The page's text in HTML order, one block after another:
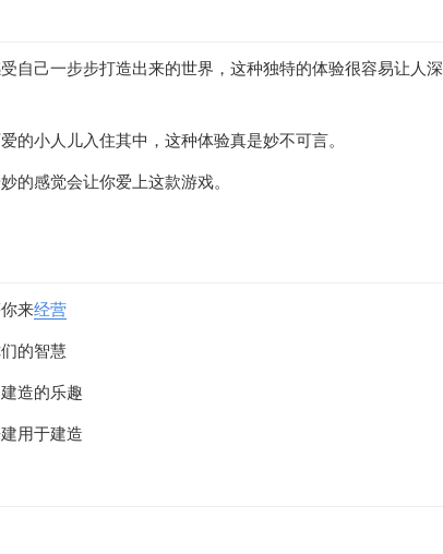
自己一步步打造出来的世界，这种独特的体验很容易让人深
的小人儿入住其中，这种体验真是妙不可言。
的感觉会让你爱上这款游戏。
来经营
的智慧
造的乐趣
用于建造